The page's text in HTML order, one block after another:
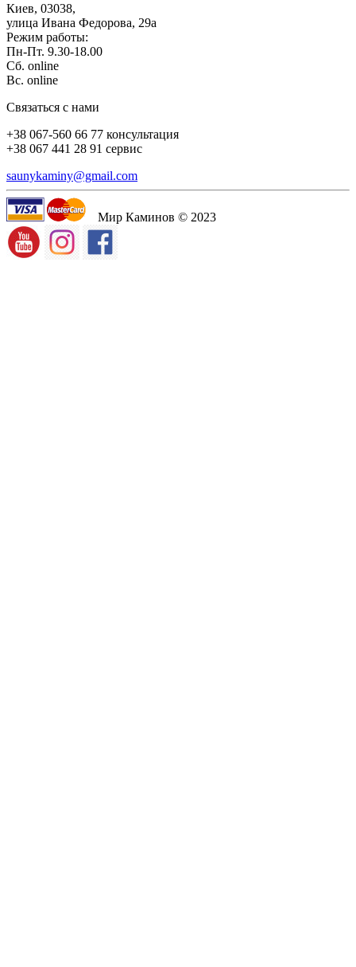
Киев, 03038,
улица Ивана Федорова, 29а
Режим работы:
Пн-Пт. 9.30-18.00
Сб. online
Вс. online
Связаться с нами
+38 067-560 66 77 консультация
+38 067 441 28 91 сервис
saunykaminy@gmail.com
Мир Каминов © 2023